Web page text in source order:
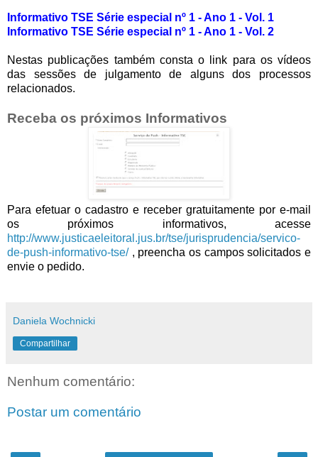
Informativo TSE Série especial nº 1 - Ano 1 - Vol. 1
Informativo TSE Série especial nº 1 - Ano 1 - Vol. 2
Nestas publicações também consta o link para os vídeos
das sessões de julgamento de alguns dos processos
relacionados.
Receba os próximos Informativos
Para efetuar o cadastro e receber gratuitamente por e-mail
os próximos informativos, acesse
http://www.justicaeleitoral.jus.br/tse/jurisprudencia/servico-
de-push-informativo-tse/, preencha os campos solicitados e
envie o pedido.
Daniela Wochnicki
Compartilhar
Nenhum comentário:
Postar um comentário